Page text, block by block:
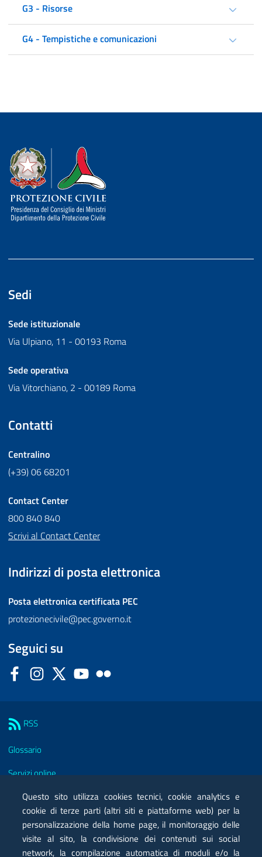
G3 - Risorse
G4 - Tempistiche e comunicazioni
Dipartimento della Protezione Civile
Sedi
Sede istituzionale
Via Ulpiano, 11 - 00193 Roma
Sede operativa
Via Vitorchiano, 2 - 00189 Roma
Contatti
Centralino
(+39) 06 68201
Contact Center
800 840 840
Scrivi al Contact Center
Indirizzi di posta elettronica
Posta elettronica certificata PEC
protezionecivile@pec.governo.it
Seguici su
FacebookInstagram
Twitter YouTube
RSS
Glossario
Servizi online
Moduli
Posta elettronica certificata PEC
Privacy
Questo sito utilizza cookies tecnici, cookie analytics e
cookie di terze parti (altri siti e piattaforme web) per la
personalizzazione della home page, il monitoraggio delle
visite al sito, la condivisione dei contenuti sui social
network, la compilazione automatica di moduli e/o la